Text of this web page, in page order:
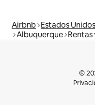
Airbnb Estados Unidos
Albuquerque
©